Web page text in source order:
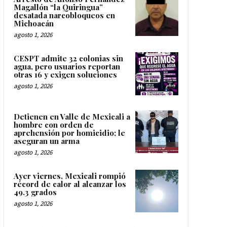
Magallón “la Quiringua”
desatada narcobloqueos en
Michoacán
agosto 1, 2026
CESPT admite 32 colonias sin
agua, pero usuarios reportan
otras 16 y exigen soluciones
agosto 1, 2026
Detienen en Valle de Mexicali a
hombre con orden de
aprehensión por homicidio; le
aseguran un arma
agosto 1, 2026
Ayer viernes, Mexicali rompió
récord de calor al alcanzar los
49.3 grados
agosto 1, 2026